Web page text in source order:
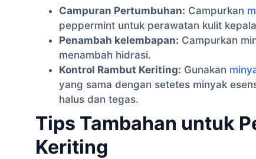
Campuran Pertumbuhan: Campurkan
peppermint untuk perawatan kulit
Penambah kelembapan: Campurkan
menambah hidrasi.
Kontrol Rambut Keriting: Gunakan
yang sama dengan setetes minyak
halus dan tegas.
Tips Tambahan untuk
Keriting